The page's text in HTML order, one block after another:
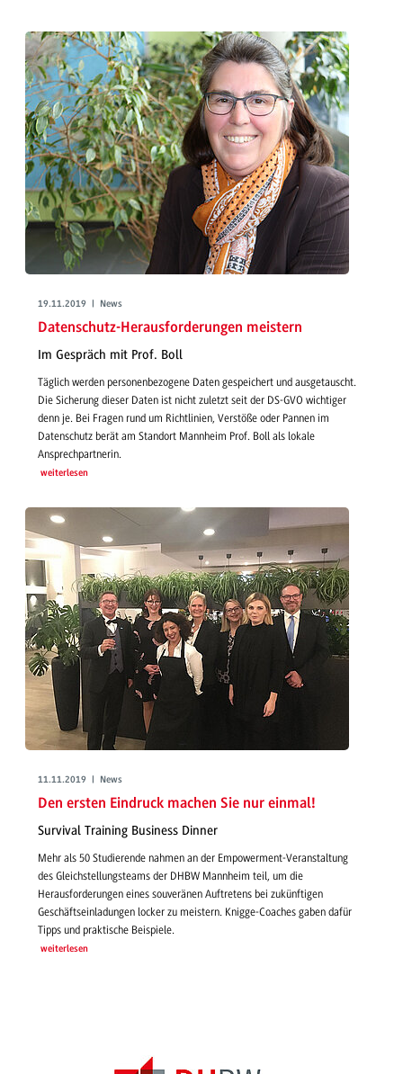
19.11.2019 | News
Datenschutz-Herausforderungen meistern
Im Gespräch mit Prof. Boll
Täglich werden personenbezogene Daten gespeichert und ausgetauscht.
Die Sicherung dieser Daten ist nicht zuletzt seit der DS-GVO wichtiger
denn je. Bei Fragen rund um Richtlinien, Verstöße oder Pannen im
Datenschutz berät am Standort Mannheim Prof. Boll als lokale
Ansprechpartnerin.
weiterlesen
11.11.2019 | News
Den ersten Eindruck machen Sie nur einmal!
Survival Training Business Dinner
Mehr als 50 Studierende nahmen an der Empowerment-Veranstaltung
des Gleichstellungsteams der DHBW Mannheim teil, um die
Herausforderungen eines souveränen Auftretens bei zukünftigen
Geschäftseinladungen locker zu meistern. Knigge-Coaches gaben dafür
Tipps und praktische Beispiele.
weiterlesen